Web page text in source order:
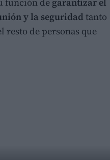
y la seguridad tanto
resto de personas que